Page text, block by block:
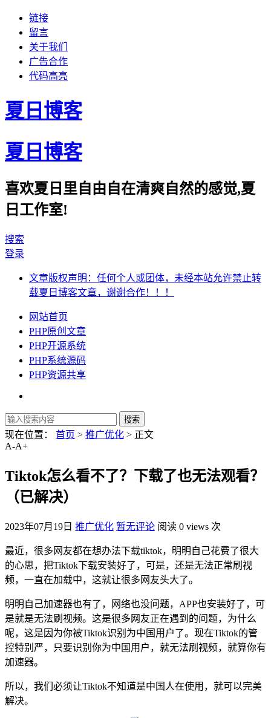
链接
留言
关于我们
广告合作
代码高亮
夏日博客
夏日博客
喜欢夏日里自由自在清爽自然的感觉,夏
日工作室!
搜索
登录
文章版权声明：任何个人或团体，未经本站允许禁止转
载夏日博客文章，谢谢合作！！！
网站首页
PHP原创文章
PHP开源系统
PHP系统源码
PHP资源共享
现在位置： 首页 > 推广优化 > 正文
A-A+
Tiktok怎么看不了？下载了也无法观看？
（已解决）
2023年07月19日 推广优化 暂无评论 阅读 0 views 次
最近，很多网友都在想办法下载tiktok，明明自己花费了很大
的心思，把Tiktok下载安装好了，可是，还是无法正常刷视
频，一直在加载中，这就让很多网友头大了。
明明自己加速器也有了，网络也没问题，APP也安装好了，可
是就是无法刷视频。这是很多网友正在遇到的问题，为什么
呢，这是因为你被Tiktok识别为中国用户了。现在Tiktok的管
控特别严，只要识别你为中国用户，就无法刷视频，就算你有
加速器。
所以，我们必须让Tiktok不知道是中国人在使用，就可以完美
解决。